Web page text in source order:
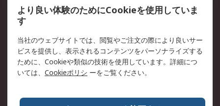
クッキーポリシー
RSについて
会社概要
採用情報
プレスリリース＆お知ら
コーポレートサイト
全世界のRS RSの歴史
より良い体験のためにCookieを使用していま
す
当社のウェブサイトでは、閲覧やご注文の際により良いサー
ビスを提供し、表示されるコンテンツをパーソナライズする
ために、Cookieや類似の技術を使用しています。詳細につ
いては、 Cookieポリシ ーをご覧ください。